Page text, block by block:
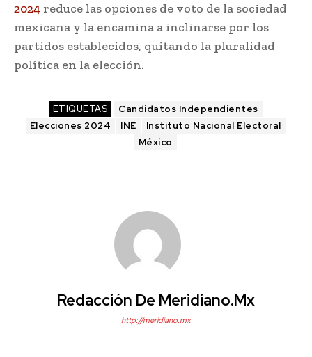
2024 reduce las opciones de voto de la sociedad
mexicana y la encamina a inclinarse por los
partidos establecidos, quitando la pluralidad
política en la elección.
ETIQUETAS
Candidatos Independientes
Elecciones 2024
INE
Instituto Nacional Electoral
México
Redacción De Meridiano.mx
http://meridiano.mx